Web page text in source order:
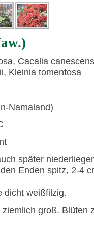
Cacalia
Kleinia tomentosa
Namaland)
später
Enden spitz, 2-4
dicht weißfilzig.
groß. Blüten